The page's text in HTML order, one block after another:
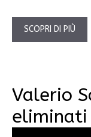
SCOPRI DI PIÙ
Valerio